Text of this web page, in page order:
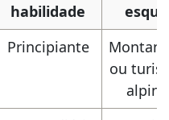
habilidade
Principiante
ou
alpino